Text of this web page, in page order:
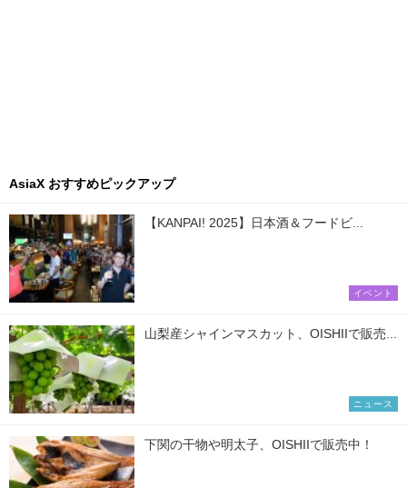
AsiaX おすすめピックアップ
【KANPAI! 2025】日本酒＆フードビ...
イベント
山梨産シャインマスカット、OISHIIで販売...
ニュース
下関の干物や明太子、OISHIIで販売中！